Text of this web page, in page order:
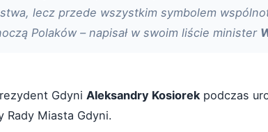
lecz przede wszystkim symbolem
Polaków – napisał w swoim liście minister
Gdyni Aleksandry Kosiorek podczas
Rady Miasta Gdyni.